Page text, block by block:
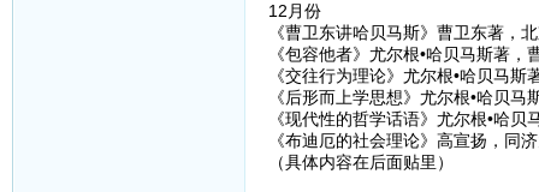
12月份
《曹卫东讲哈贝马斯》曹卫东著，
《包容他者》尤尔根•哈贝马斯著
《交往行为理论》尤尔根•哈贝马
《后形而上学思想》尤尔根•哈贝
《现代性的哲学话语》尤尔根•哈
《布迪厄的社会理论》高宣扬，同
（具体内容在后面贴里）